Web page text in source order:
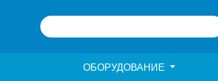
ОБОРУДОВАНИЕ